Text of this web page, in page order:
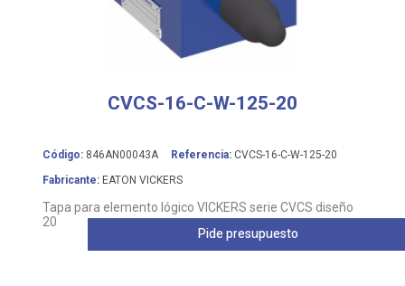
CVCS-16-C-W-125-20
Código: 846AN00043A Referencia: CVCS-16-C-W-125-20
Fabricante: EATON VICKERS
Tapa para elemento lógico VICKERS serie CVCS diseño
20
Pide presupuesto